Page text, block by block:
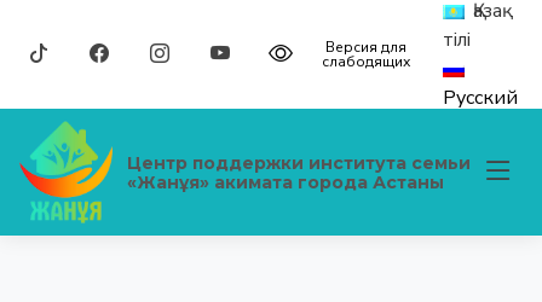
Версия для
слабодящих
Қазақ
тілі
Русский
Центр поддержки института семьи
«Жанұя» акимата города Астаны